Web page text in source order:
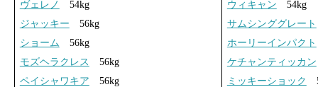
ヴェレノ
54kg
ジャッキー 56kg
ショーム 56kg
モズヘラクレス
56kg
ペイシャワキア 56kg
ウィキャン 54kg
サムシンググレート
ホーリーインパクト
ケチャンティッカン
ミッキーショック